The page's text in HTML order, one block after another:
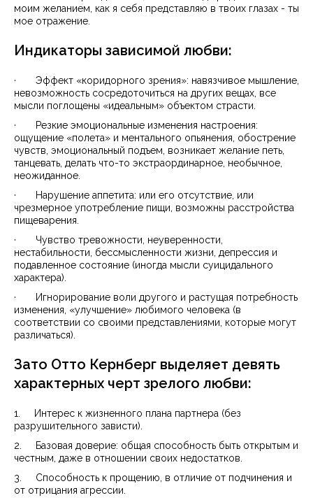
моим желанием, как я себя представляю в твоих глазах - ты
мое отражение.
Индикаторы зависимой любви:
· Эффект «коридорного зрения»: навязчивое мышление,
невозможность сосредоточиться на других вещах, все
мысли поглощены «идеальным» объектом страсти.
· Резкие эмоциональные изменения настроения:
ощущение «полета» и ментального опьянения, обострение
чувств, эмоциональный подъем, возникает желание петь,
танцевать, делать что-то экстраординарное, необычное,
неожиданное.
· Нарушение аппетита: или его отсутствие, или
чрезмерное употребление пищи, возможны расстройства
пищеварения.
· Чувство тревожности, неуверенности,
нестабильности, бессмысленности жизни, депрессия и
подавленное состояние (иногда мысли суицидального
характера).
· Игнорирование воли другого и растущая потребность
изменения, «улучшение» любимого человека (в
соответствии со своими представлениями, которые могут
различаться).
Зато Отто Кернберг выделяет девять
характерных черт зрелого любви:
1. Интерес к жизненного плана партнера (без
разрушительного зависти).
2. Базовая доверие: общая способность быть открытым и
честным, даже в отношении своих недостатков.
3. Способность к прощению, в отличие от подчинения и
от отрицания агрессии.